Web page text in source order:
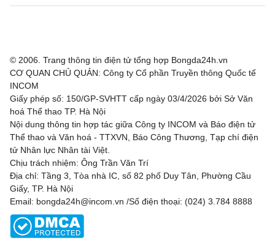
© 2006. Trang thông tin điện tử tổng hợp Bongda24h.vn
CƠ QUAN CHỦ QUẢN: Công ty Cổ phần Truyền thông Quốc tế
INCOM
Giấy phép số: 150/GP-SVHTT cấp ngày 03/4/2026 bởi Sở Văn
hoá Thể thao TP. Hà Nội
Nội dung thông tin hợp tác giữa Công ty INCOM và Báo điện tử
Thể thao và Văn hoá - TTXVN, Báo Công Thương, Tạp chí điện
tử Nhân lực Nhân tài Việt.
Chịu trách nhiệm: Ông Trần Văn Trí
Địa chỉ: Tầng 3, Tòa nhà IC, số 82 phố Duy Tân, Phường Cầu
Giấy, TP. Hà Nội
Email: bongda24h@incom.vn /Số điện thoại: (024) 3.784 8888